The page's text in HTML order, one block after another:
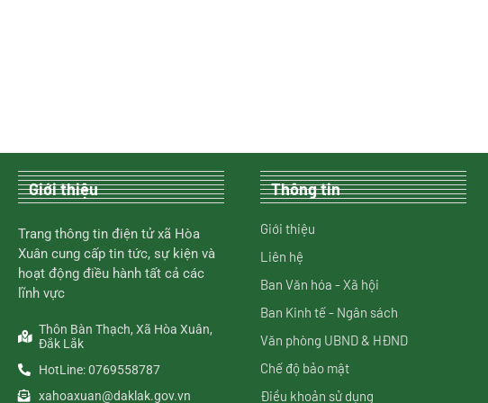
Giới thiệu
Trang thông tin điện tử xã Hòa
Xuân cung cấp tin tức, sự kiện và
hoạt động điều hành tất cả các
lĩnh vực
Thôn Bàn Thạch, Xã Hòa Xuân,
Đắk Lắk
HotLine: 0769558787
xahoaxuan@daklak.gov.vn
Thông tin
Giới thiệu
Liên hệ
Ban Văn hóa - Xã hội
Ban Kinh tế - Ngân sách
Văn phòng UBND & HĐND
Chế độ bảo mật
Điều khoản sử dụng